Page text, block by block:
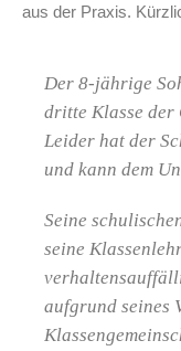
aus der Praxis.
Der 8-jährige
dritte Klasse der
Leider hat der
und kann dem
Seine
seine
aufgrund seines